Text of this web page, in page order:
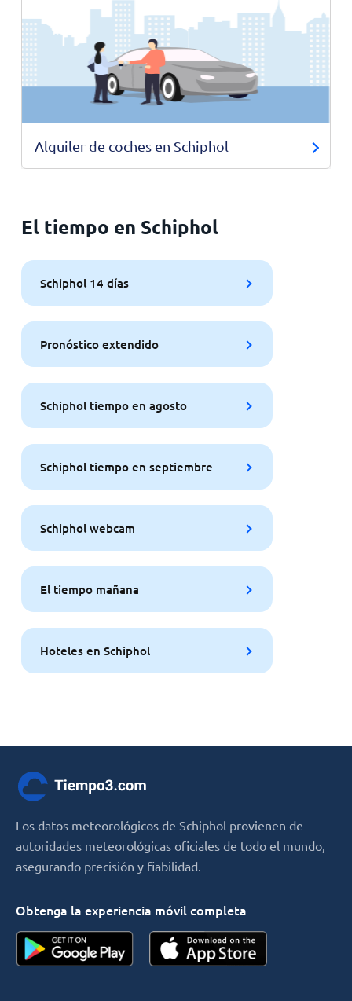
Alquiler de coches en Schiphol
El tiempo en Schiphol
Schiphol 14 días
Pronóstico extendido
Schiphol tiempo en agosto
Schiphol tiempo en septiembre
Schiphol webcam
El tiempo mañana
Hoteles en Schiphol
Los datos meteorológicos de Schiphol provienen de
autoridades meteorológicas oficiales de todo el mundo,
asegurando precisión y fiabilidad.
Obtenga la experiencia móvil completa